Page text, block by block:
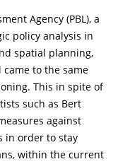
Agency (PBL), a
policy analysis in
spatial planning,
to the same
This in spite of
such as Bert
against
in order to stay
within the current